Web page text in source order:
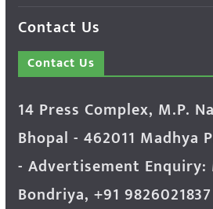
Contact Us
Contact Us
14 Press Complex, M.P.
Bhopal - 462011 Madhya
- Advertisement Enquiry:
Bondriya, +91 9826021837